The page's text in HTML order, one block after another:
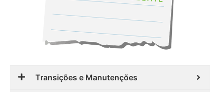
Transições e Manutenções